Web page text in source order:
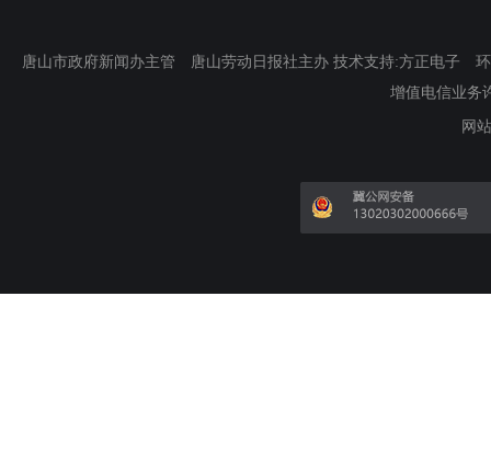
唐山市政府新闻办主管 唐山劳动日报社主办 技术支持:方正电子
增值电信业务
网